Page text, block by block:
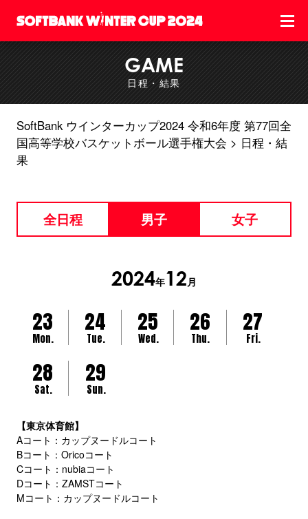
GAME
日程・結果
SoftBank ウインターカップ2024 令和6年度 第77回全
国高等学校バスケットボール選手権大会
日程・結
果
全日程 男子 女子
2024年12 月
23
Mon.
24
Tue.
25
Wed.
26
Thu.
27
Fri.
28
Sat.
29
Sun.
【東京体育館】
Aコート：カップヌードルコート
Bコート：Oricoコート
Cコート：nubiaコート
Dコート：ZAMSTコート
Mコート：カップヌードルコート